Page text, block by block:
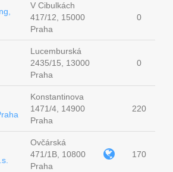
V Cibulkách
417/12, 15000
Praha
0
Lucemburská
2435/15, 13000
Praha
0
Konstantinova
1471/4, 14900
Praha
220
Ovčárská
471/1B, 10800
Praha
170